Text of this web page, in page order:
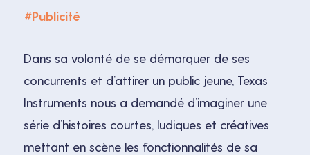
#Publicité
Dans sa volonté de se démarquer de ses
concurrents et d’attirer un public jeune, Texas
Instruments nous a demandé d’imaginer une
série d’histoires courtes, ludiques et créatives
mettant en scène les fonctionnalités de sa